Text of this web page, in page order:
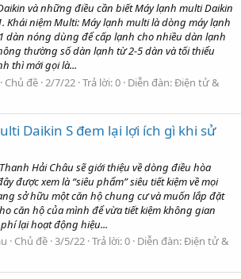
và những điều cần biết Máy lạnh multi Daikin
Khái niệm Multi: Máy lạnh multi là dòng máy lạnh
dàn nóng dùng để cấp lạnh cho nhiều dàn lạnh
thường số dàn lạnh từ 2-5 dàn và tối thiểu
thì mới gọi là...
Chủ đề 2/7/22 Trả lời: 0 Diễn đàn:Điện tử &
Daikin S đem lại lợi ích gì khi sử
Hải Châu sẽ giới thiệu về dòng điều hòa
được xem là “siêu phẩm” siêu tiết kiệm về mọi
sở hữu một căn hộ chung cư và muốn lắp đặt
căn hộ của mình để vừa tiết kiệm không gian
lại hoạt động hiệu...
Chủ đề 3/5/22 Trả lời: 0 Diễn đàn:Điện tử &